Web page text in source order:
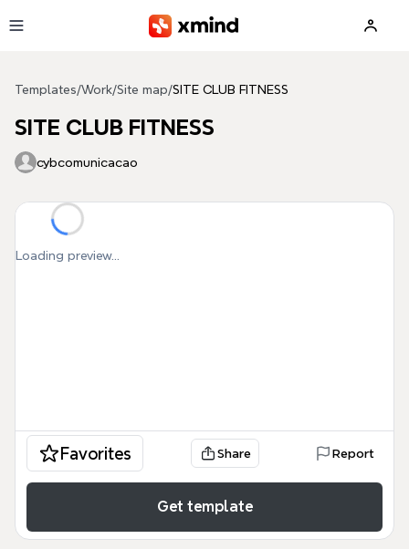
Templates/Work/Site map/SITE CLUB FITNESS
SITE CLUB FITNESS
cybcomunicacao
Loading preview...
Favorites Share Report
Get template